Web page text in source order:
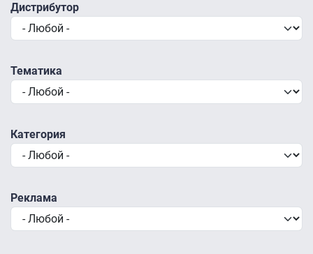
Дистрибутор
Тематика
Категория
Реклама